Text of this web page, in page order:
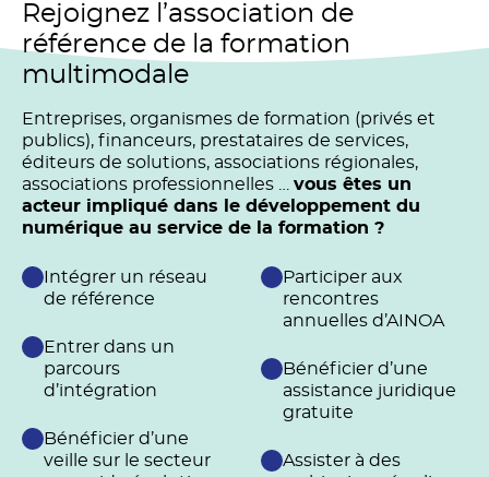
Rejoignez l’association de
référence de la formation
multimodale
Entreprises, organismes de formation (privés et
publics), financeurs, prestataires de services,
éditeurs de solutions, associations régionales,
associations professionnelles … vous êtes un
acteur impliqué dans le développement du
numérique au service de la formation ?
Intégrer un réseau
de référence
Entrer dans un
parcours
d’intégration
Bénéficier d’une
veille sur le secteur
Participer aux
rencontres
annuelles d’AINOA
Bénéficier d’une
assistance juridique
gratuite
Assister à des